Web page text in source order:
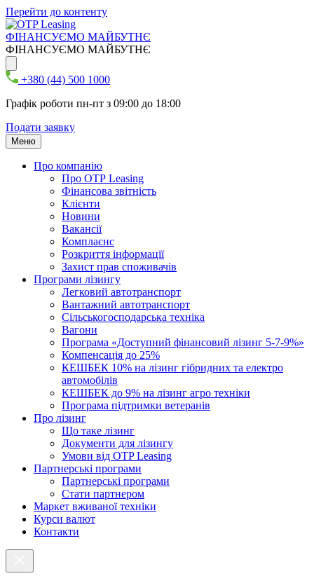
Перейти до контенту
ФІНАНСУЄМО МАЙБУТНЄ
ФІНАНСУЄМО МАЙБУТНЄ
+380 (44) 500 1000
Графік роботи пн-пт з 09:00 до 18:00
Подати заявку
Меню
Про компанію
Про ОТР Leasing
Фінансова звітність
Клієнти
Новини
Вакансії
Комплаєнс
Розкриття інформації
Захист прав споживачів
Програми лізингу
Легковий автотранспорт
Вантажний автотранспорт
Cільськогосподарська техніка
Вагони
Програма «Доступний фінансовий лізинг 5-7-9%»
Компенсація до 25%
КЕШБЕК 10% на лізинг гібридних та електро
автомобілів
КЕШБЕК до 9% на лізинг агро техніки
Програма підтримки ветеранів
Про лізинг
Що таке лізинг
Документи для лізингу
Умови від OTP Leasing
Партнерські програми
Партнерські програми
Стати партнером
Маркет вживаної техніки
Курси валют
Контакти